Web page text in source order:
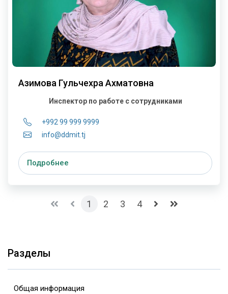
Азимова Гульчехра Ахматовна
Инспектор по работе с сотрудниками
+992 99 999 9999
info@ddmit.tj
Подробнее
1 2 3 4
Разделы
Общая информация